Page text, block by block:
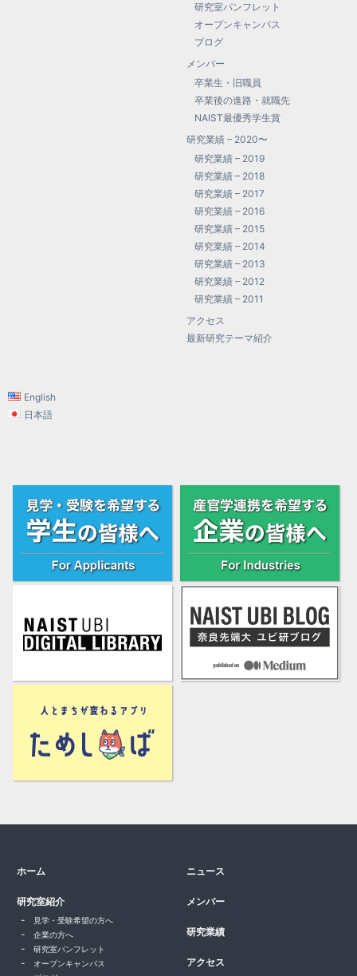
研究室パンフレット
オープンキャンパス
ブログ
メンバー
卒業生・旧職員
卒業後の進路・就職先
NAIST最優秀学生賞
研究業績 – 2020〜
研究業績 – 2019
研究業績 – 2018
研究業績 – 2017
研究業績 – 2016
研究業績 – 2015
研究業績 – 2014
研究業績 – 2013
研究業績 – 2012
研究業績 – 2011
アクセス
最新研究テーマ紹介
English
日本語
ホーム ニュース
研究室紹介
見学・受験希望の方へ
企業の方へ
研究室パンフレット
オープンキャンパス
メンバー
研究業績
アクセス